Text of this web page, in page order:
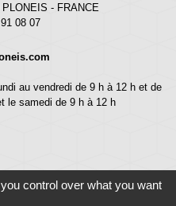
- FRANCE
08 07
au vendredi de 9 h à 12 h et de
le samedi de 9 h à 12 h
control over what you want